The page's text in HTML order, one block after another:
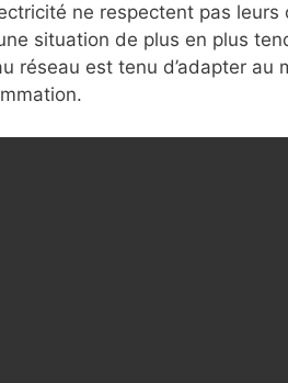
ne respectent pas leurs
situation de plus en plus
réseau est tenu d’adapter au